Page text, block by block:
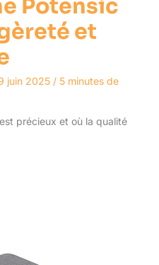
Potensic
et
juin 2025 / 5 minutes de
précieux et où la qualité